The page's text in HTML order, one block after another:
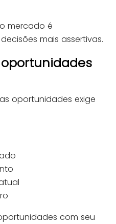
mercado é
mais assertivas.
oportunidades exige
com seu